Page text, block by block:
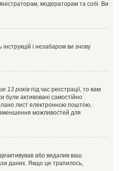
модераторам та собі. Ви
інструкцій і незабаром ви знову
13 років під час реєстрації, то вам
були активовані самостійно
лист електронною поштою,
зменшення можливостей для
або видалив ваш
даних. Якщо це трапилось,